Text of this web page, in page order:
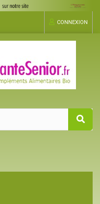
CONNEXION